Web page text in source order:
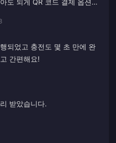
도 되게 QR 코드 결제 옵션이
되었고 충전도 몇 초 만에 완
간편해요!
받았습니다.